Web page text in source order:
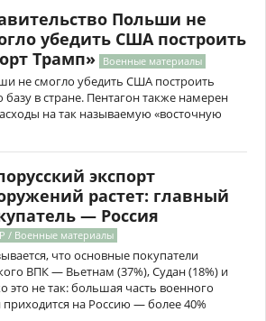
Польши не
убедить США построить
Трамп»
Военные материалы
не смогло убедить США построить
в стране. Пентагон также намерен
на так называемую «восточную
экспорт
растет: главный
— Россия
/ Военные материалы
что основные покупатели
ВПК — Вьетнам (37%), Судан (18%) и
это не так: большая часть военного
приходится на Россию — более 40%